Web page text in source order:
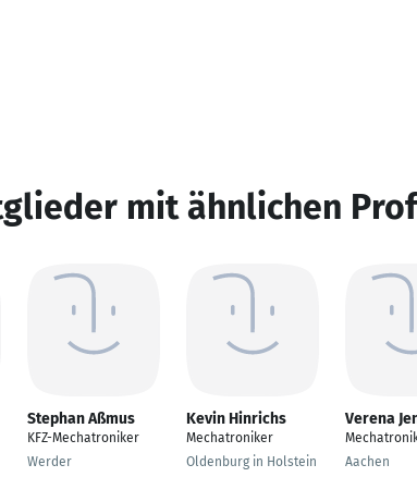
mit ähnlichen
Stephan Aßmus
KFZ-Mechatroniker
Werder
Kevin Hinrichs
Mechatroniker
Oldenburg in Holstein
Verena
Aachen